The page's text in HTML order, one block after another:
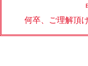
何卒、ご理解頂